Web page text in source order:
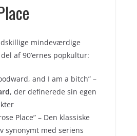
mindeværdige
af 90’ernes popkultur:
and I am a bitch” –
, der definerede sin egen
Place” – Den klassiske
synonymt med seriens